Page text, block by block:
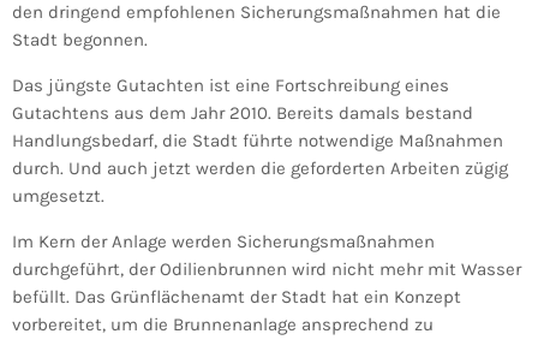
den dringend empfohlenen Sicherungsmaßnahmen hat die
Stadt begonnen.
Das jüngste Gutachten ist eine Fortschreibung eines
Gutachtens aus dem Jahr 2010. Bereits damals bestand
Handlungsbedarf, die Stadt führte notwendige Maßnahmen
durch. Und auch jetzt werden die geforderten Arbeiten zügig
umgesetzt.
Im Kern der Anlage werden Sicherungsmaßnahmen
durchgeführt, der Odilienbrunnen wird nicht mehr mit Wasser
befüllt. Das Grünflächenamt der Stadt hat ein Konzept
vorbereitet, um die Brunnenanlage ansprechend zu